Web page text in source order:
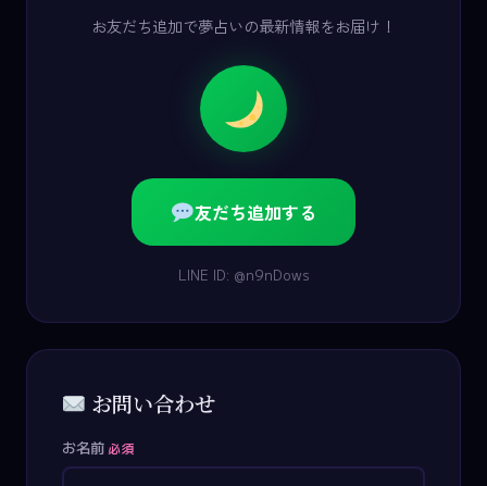
お友だち追加で夢占いの最新情報をお届け！
友だち追加する
LINE ID: @n9nDows
お問い合わせ
お名前 必須